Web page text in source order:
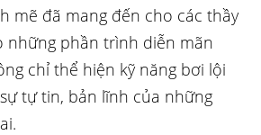
mẽ đã mang đến cho các thầy
những phần trình diễn mãn
chỉ thể hiện kỹ năng bơi lội
tự tin, bản lĩnh của những